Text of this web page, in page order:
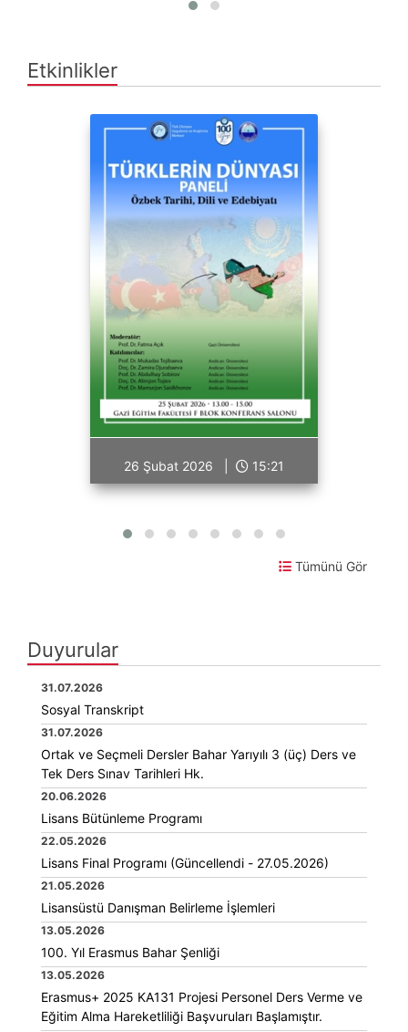
Etkinlikler
26 Şubat 2026 | 15:21
Tümünü Gör
Duyurular
31.07.2026
Sosyal Transkript
31.07.2026
Ortak ve Seçmeli Dersler Bahar Yarıyılı 3 (üç) Ders ve
Tek Ders Sınav Tarihleri Hk.
20.06.2026
Lisans Bütünleme Programı
22.05.2026
Lisans Final Programı (Güncellendi - 27.05.2026)
21.05.2026
Lisansüstü Danışman Belirleme İşlemleri
13.05.2026
100. Yıl Erasmus Bahar Şenliği
13.05.2026
Erasmus+ 2025 KA131 Projesi Personel Ders Verme ve
Eğitim Alma Hareketliliği Başvuruları Başlamıştır.